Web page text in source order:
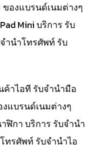
องแบรนด์เนมต่างๆ
Mini บริการ รับ
ำนำโทรศัพท์ รับ
ค้าไอที รับจำนำมือ
แบรนด์เนมต่างๆ
ฬิกา บริการ รับจำนำ
ทรศัพท์ รับจำนำไอ